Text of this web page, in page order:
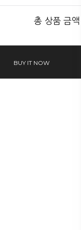
총 상품 금액
BUY IT NOW